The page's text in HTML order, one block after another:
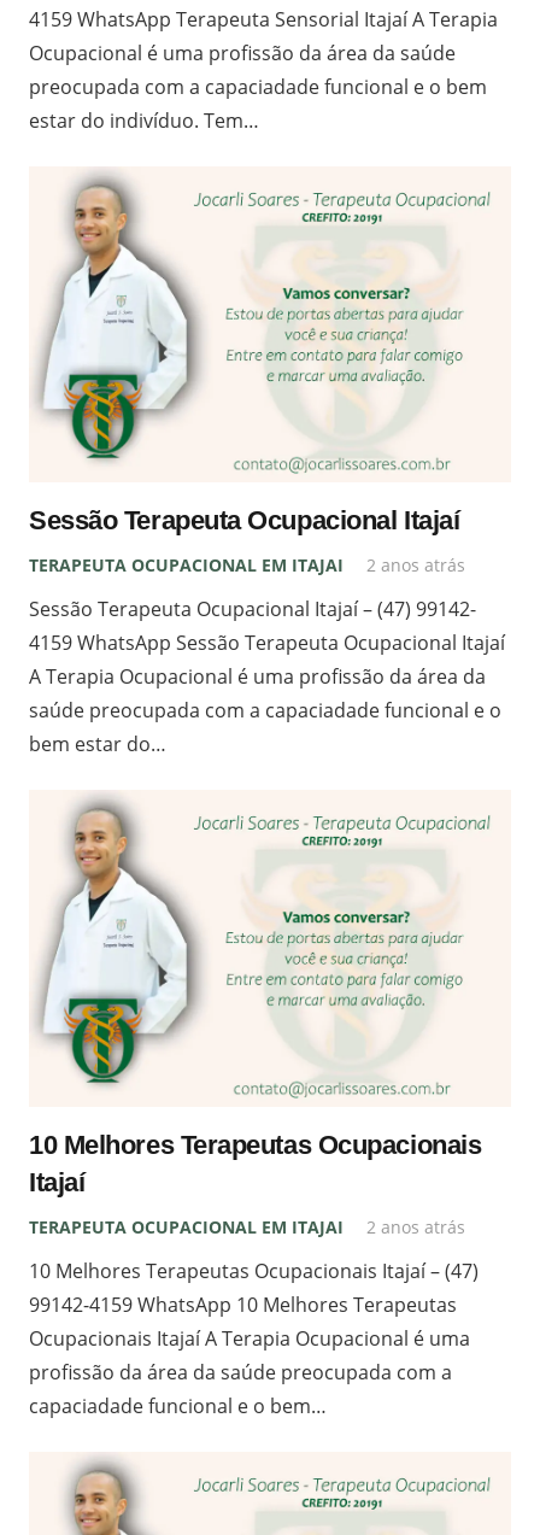
4159 WhatsApp Terapeuta Sensorial Itajaí A Terapia
Ocupacional é uma profissão da área da saúde
preocupada com a capaciadade funcional e o bem
estar do indivíduo. Tem…
Sessão Terapeuta Ocupacional Itajaí
TERAPEUTA OCUPACIONAL EM ITAJAI 2 anos atrás
Sessão Terapeuta Ocupacional Itajaí – (47) 99142-
4159 WhatsApp Sessão Terapeuta Ocupacional Itajaí
A Terapia Ocupacional é uma profissão da área da
saúde preocupada com a capaciadade funcional e o
bem estar do…
10 Melhores Terapeutas Ocupacionais
Itajaí
TERAPEUTA OCUPACIONAL EM ITAJAI 2 anos atrás
10 Melhores Terapeutas Ocupacionais Itajaí – (47)
99142-4159 WhatsApp 10 Melhores Terapeutas
Ocupacionais Itajaí A Terapia Ocupacional é uma
profissão da área da saúde preocupada com a
capaciadade funcional e o bem…